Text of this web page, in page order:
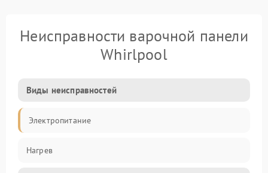
Неисправности варочной панели
Whirlpool
Виды неисправностей
Электропитание
Нагрев